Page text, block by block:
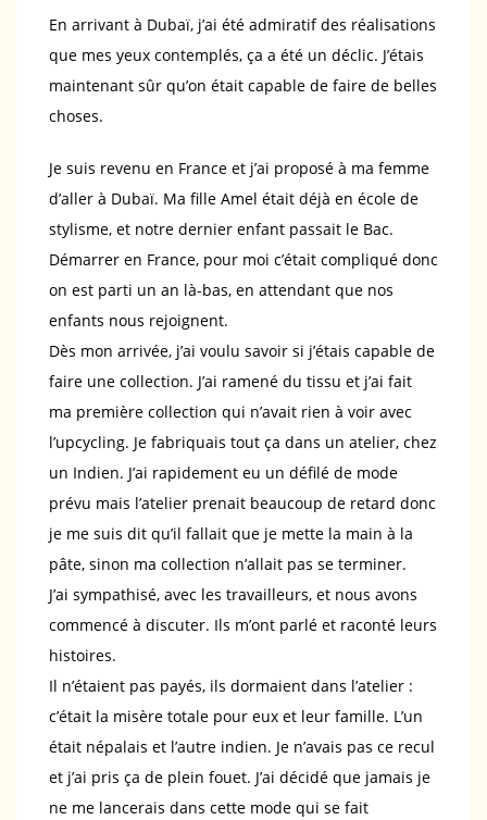
En arrivant à Dubaï, j’ai été admiratif des réalisations
que mes yeux contemplés, ça a été un déclic. J’étais
maintenant sûr qu’on était capable de faire de belles
choses.
Je suis revenu en France et j’ai proposé à ma femme
d’aller à Dubaï. Ma fille Amel était déjà en école de
stylisme, et notre dernier enfant passait le Bac.
Démarrer en France, pour moi c’était compliqué donc
on est parti un an là-bas, en attendant que nos
enfants nous rejoignent.
Dès mon arrivée, j’ai voulu savoir si j’étais capable de
faire une collection. J’ai ramené du tissu et j’ai fait
ma première collection qui n’avait rien à voir avec
l’upcycling. Je fabriquais tout ça dans un atelier, chez
un Indien. J’ai rapidement eu un défilé de mode
prévu mais l’atelier prenait beaucoup de retard donc
je me suis dit qu’il fallait que je mette la main à la
pâte, sinon ma collection n’allait pas se terminer.
J’ai sympathisé, avec les travailleurs, et nous avons
commencé à discuter. Ils m’ont parlé et raconté leurs
histoires.
Il n’étaient pas payés, ils dormaient dans l’atelier :
c’était la misère totale pour eux et leur famille. L’un
était népalais et l’autre indien. Je n’avais pas ce recul
et j’ai pris ça de plein fouet. J’ai décidé que jamais je
ne me lancerais dans cette mode qui se fait